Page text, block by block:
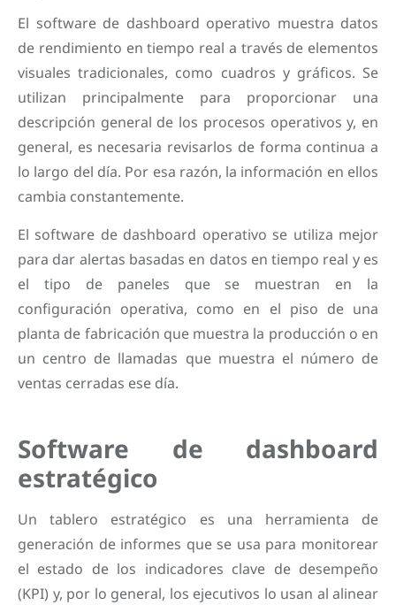
El software de dashboard operativo muestra datos
de rendimiento en tiempo real a través de elementos
visuales tradicionales, como cuadros y gráficos. Se
utilizan principalmente para proporcionar una
descripción general de los procesos operativos y, en
general, es necesaria revisarlos de forma continua a
lo largo del día. Por esa razón, la información en ellos
cambia constantemente.
El software de dashboard operativo se utiliza mejor
para dar alertas basadas en datos en tiempo real y es
el tipo de paneles que se muestran en la
configuración operativa, como en el piso de una
planta de fabricación que muestra la producción o en
un centro de llamadas que muestra el número de
ventas cerradas ese día.
Software de dashboard
estratégico
Un tablero estratégico es una herramienta de
generación de informes que se usa para monitorear
el estado de los indicadores clave de desempeño
(KPI) y, por lo general, los ejecutivos lo usan al alinear